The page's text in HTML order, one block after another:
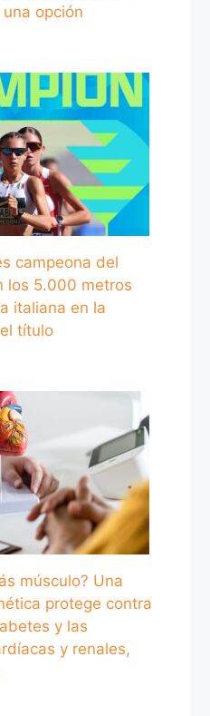
opción
campeona del
los 5.000 metros
italiana en la
título
músculo? Una
protege contra
y las
y renales,